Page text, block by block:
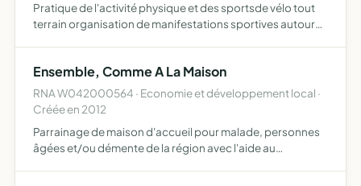
Pratique de l'activité physique et des sportsde vélo tout
terrain organisation de manifestations sportives autour
Ensemble, Comme A La Maison
RNA W042000564 · Economie et développement local ·
Créée en 2012
Parrainage de maison d'accueil pour malade, personnes
âgées et/ou démente de la région avec l'aide au